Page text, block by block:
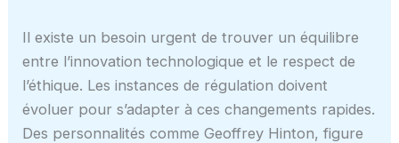
Il existe un besoin urgent de trouver un équilibre
entre l’innovation technologique et le respect de
l’éthique. Les instances de régulation doivent
évoluer pour s’adapter à ces changements rapides.
Des personnalités comme Geoffrey Hinton, figure